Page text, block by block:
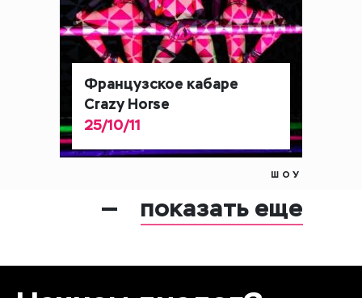
Французское кабаре
Crazy Horse
25/10/11
ШОУ
показать еще